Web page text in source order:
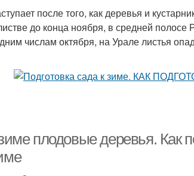
после того, как деревья и
до конца ноября, в средней полосе
числам октября, на Урале листья
зиме плодовые деревья. Как